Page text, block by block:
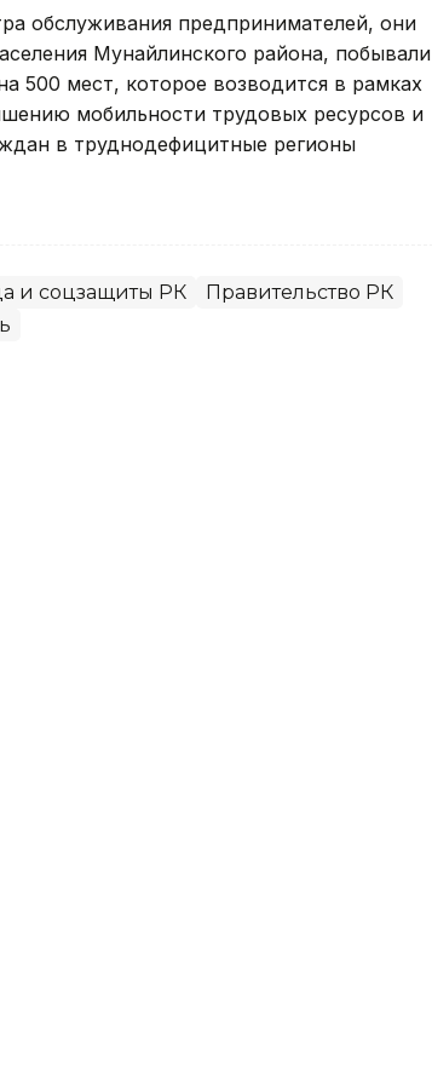
обслуживания предпринимателей, они
Мунайлинского района, побывали
500 мест, которое возводится в рамках
мобильности трудовых ресурсов и
в труднодефицитные регионы
и соцзащиты РК
Правительство РК